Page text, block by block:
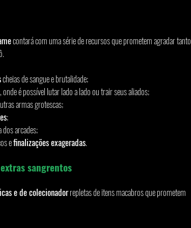
contará com uma série de recursos que prometem agradar tanto
cheias de sangue e brutalidade;
, onde é possível lutar lado a lado ou trair seus aliados;
armas grotescas;
;
dos arcades;
e finalizações exageradas.
sangrentos
e de colecionador repletas de itens macabros que prometem